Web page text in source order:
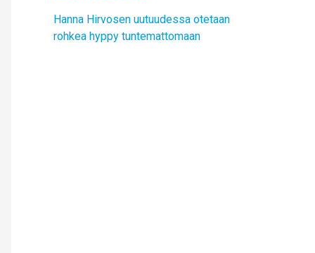
Hanna Hirvosen uutuudessa otetaan
rohkea hyppy tuntemattomaan